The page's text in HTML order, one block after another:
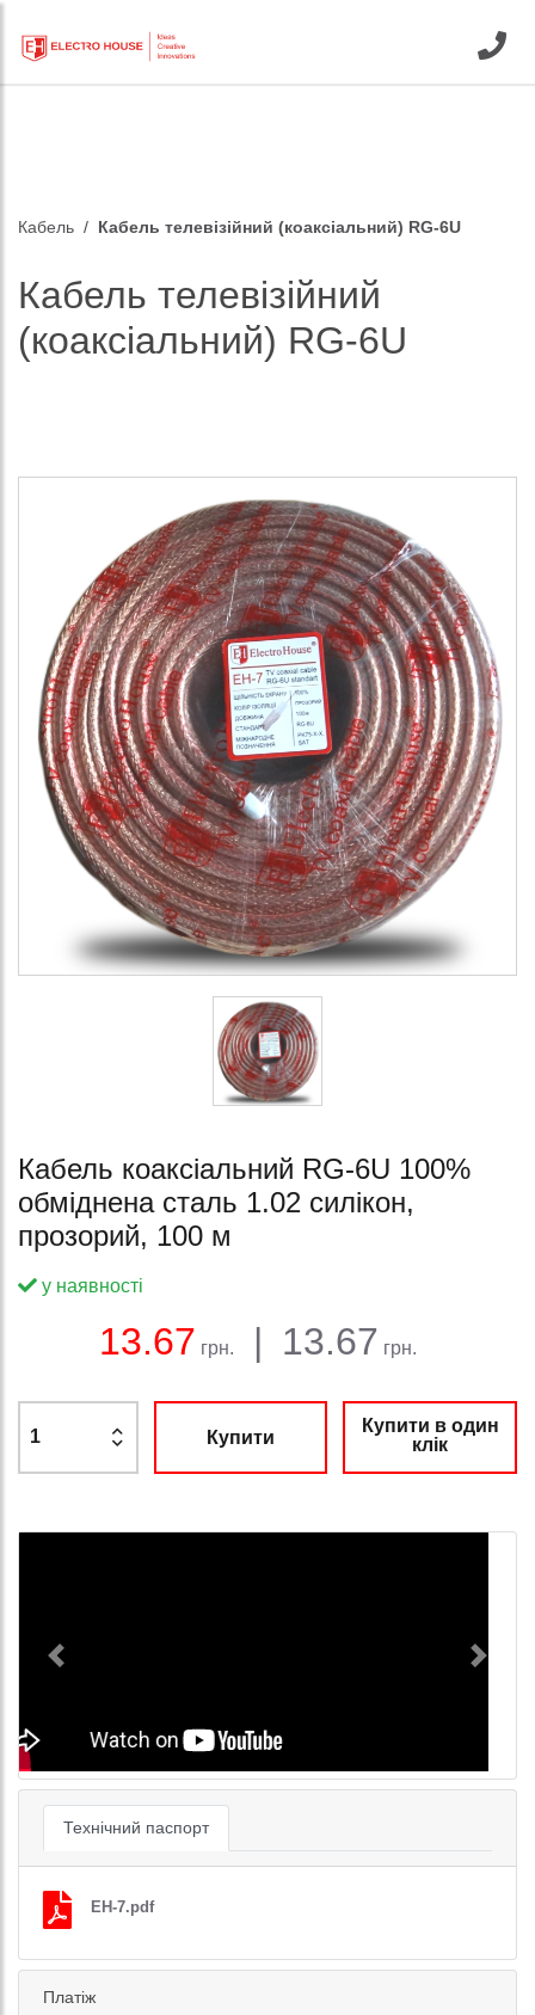
Кабель Кабель телевізійний (коаксіальний) RG-6U
Кабель телевізійний
(коаксіальний) RG-6U
Кабель коаксіальний RG-6U 100%
обміднена сталь 1.02 силікон,
прозорий, 100 м
Баланс:
у наявності
13.67 грн. | 13.67 грн.
Купити
Купити в один
клік
Previous Next
Технічний паспорт
EH-7.pdf
Платіж